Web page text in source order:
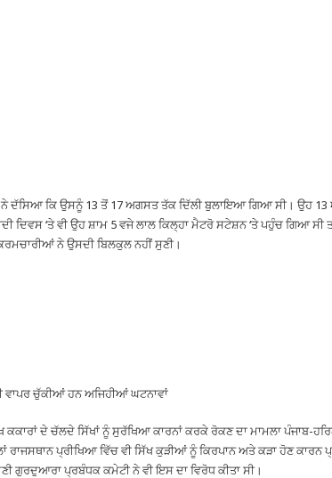
ਦੱਸਿਆ ਕਿ ਉਸਨੂੰ 13 ਤੋਂ 17 ਅਗਸਤ ਤੱਕ ਦਿੱਲੀ ਬੁਲਾਇਆ ਗਿਆ ਸੀ। ਉਹ 13
ਦਿਵਸ ‘ਤੇ ਵੀ ਉਹ ਸ਼ਾਮ 5 ਵਜੇ ਲਾਲ ਕਿਲ੍ਹਾ ਮੈਟਰੋ ਸਟੇਸ਼ਨ ‘ਤੇ ਪਹੁੰਚ ਗਿਆ ਸੀ
ਨੇ ਉਸਦੀ ਬਿਲਕੁਲ ਨਹੀਂ ਸੁਣੀ।
ਵਾਪਰ ਚੁੱਕੀਆਂ ਹਨ ਅਜਿਹੀਆਂ ਘਟਨਾਵਾਂ
ਕਕਾਰਾਂ ਦੇ ਚੱਲਦੇ ਸਿੱਖਾਂ ਨੂੰ ਸੁਰੱਖਿਆ ਕਾਰਨਾਂ ਕਰਕੇ ਰੋਕਣ ਦਾ ਮਾਮਲਾ ਪੰਜਾਬ-
ਰਾਜਸਥਾਨ ਪ੍ਰੀਖਿਆ ਵਿੱਚ ਵੀ ਸਿੱਖ ਕੁੜੀਆਂ ਨੂੰ ਕਿਰਪਾਨ ਅਤੇ ਕੜਾ ਹੋਣ ਕਾਰਨ
ਗੁਰਦੁਆਰਾ ਪ੍ਰਬੰਧਕ ਕਮੇਟੀ ਨੇ ਵੀ ਇਸ ਦਾ ਵਿਰੋਧ ਕੀਤਾ ਸੀ।